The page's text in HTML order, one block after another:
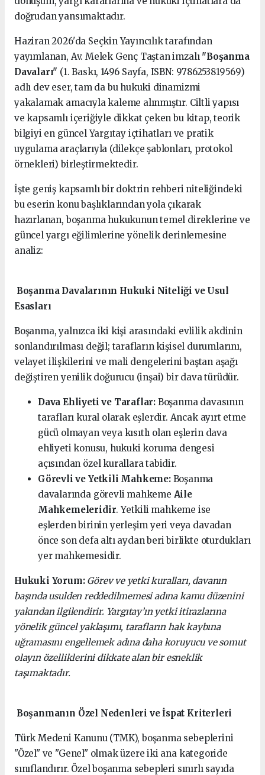
doğrudan yansımaktadır.
Haziran 2026'da Seçkin Yayıncılık tarafından
yayımlanan, Av. Melek Genç Taştan imzalı "Boşanma
Davaları" (1. Baskı, 1496 Sayfa, ISBN: 9786253819569)
adlı dev eser, tam da bu hukuki dinamizmi
yakalamak amacıyla kaleme alınmıştır. Ciltli yapısı
ve kapsamlı içeriğiyle dikkat çeken bu kitap, teorik
bilgiyi en güncel Yargıtay içtihatları ve pratik
uygulama araçlarıyla (dilekçe şablonları, protokol
örnekleri) birleştirmektedir.
İşte geniş kapsamlı bir doktrin rehberi niteliğindeki
bu eserin konu başlıklarından yola çıkarak
hazırlanan, boşanma hukukunun temel direklerine ve
güncel yargı eğilimlerine yönelik derinlemesine
analiz:
Boşanma Davalarının Hukuki Niteliği ve Usul
Esasları
Boşanma, yalnızca iki kişi arasındaki evlilik akdinin
sonlandırılması değil; tarafların kişisel durumlarını,
velayet ilişkilerini ve mali dengelerini baştan aşağı
değiştiren yenilik doğurucu (inşai) bir dava türüdür.
Dava Ehliyeti ve Taraflar: Boşanma davasının
tarafları kural olarak eşlerdir. Ancak ayırt etme
gücü olmayan veya kısıtlı olan eşlerin dava
ehliyeti konusu, hukuki koruma dengesi
açısından özel kurallara tabidir.
Görevli ve Yetkili Mahkeme:Boşanma
davalarında görevli mahkeme Aile
Mahkemeleridir. Yetkili mahkeme ise
eşlerden birinin yerleşim yeri veya davadan
önce son defa altı aydan beri birlikte oturdukları
yer mahkemesidir.
Hukuki Yorum: Görev ve yetki kuralları, davanın
başında usulden reddedilmemesi adına kamu düzenini
yakından ilgilendirir. Yargıtay’ın yetki itirazlarına
yönelik güncel yaklaşımı, tarafların hak kaybına
uğramasını engellemek adına daha koruyucu ve somut
olayın özelliklerini dikkate alan bir esneklik
taşımaktadır.
Boşanmanın Özel Nedenleri ve İspat Kriterleri
Türk Medeni Kanunu (TMK), boşanma sebeplerini
"Özel" ve "Genel" olmak üzere iki ana kategoride
sınıflandırır. Özel boşanma sebepleri sınırlı sayıda